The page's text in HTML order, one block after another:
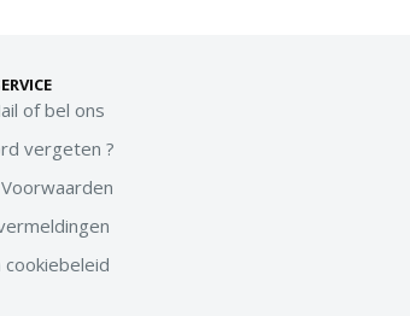
of bel ons
vergeten ?
cookiebeleid